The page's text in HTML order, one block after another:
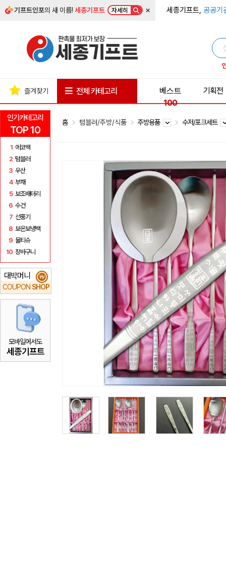
기프트인포의 새 이름!세종기프트 자세히 × 세종기프트, 공공기
인기카테고리
TOP 10
1 에코백
2 텀블러
3 우산
4 부채
5 보조배터리
6 수건
7 선풍기
8 보온보냉백
9 물티슈
10 장바구니
대박머니
COUPON SHOP
₩
모바일에서도
세종기프트
즐겨찾기 전체 카테고리
베스트
100
기획전
홈 텀블러/주방/식품 주방용품 수저/포크세트